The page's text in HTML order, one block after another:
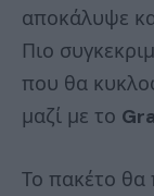
αποκάλυψε
Πιο
που θα
μαζί με το
Το πακέτο θα